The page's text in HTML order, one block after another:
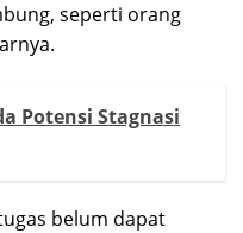
seperti orang
Potensi Stagnasi
belum dapat